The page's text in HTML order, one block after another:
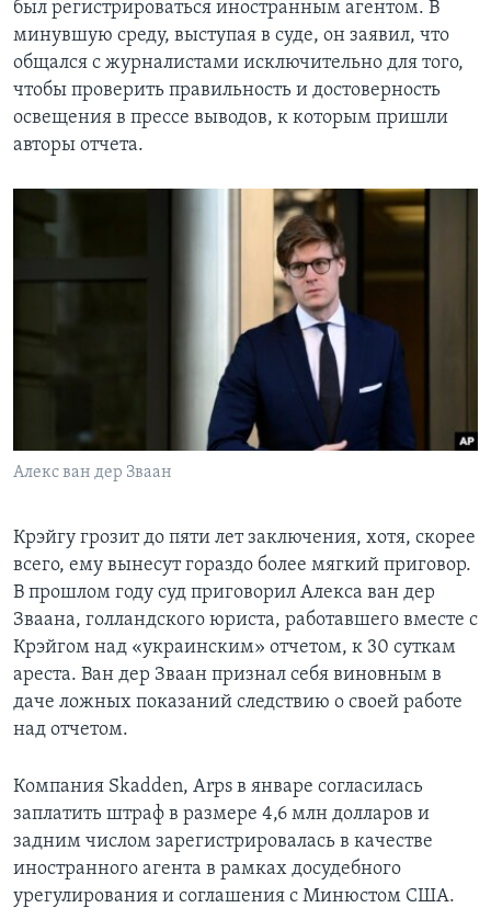
был регистрироваться иностранным агентом. В
минувшую среду, выступая в суде, он заявил, что
общался с журналистами исключительно для того,
чтобы проверить правильность и достоверность
освещения в прессе выводов, к которым пришли
авторы отчета.
Алекс ван дер Зваан
Крэйгу грозит до пяти лет заключения, хотя, скорее
всего, ему вынесут гораздо более мягкий приговор.
В прошлом году суд приговорил Алекса ван дер
Зваана, голландского юриста, работавшего вместе с
Крэйгом над «украинским» отчетом, к 30 суткам
ареста. Ван дер Зваан признал себя виновным в
даче ложных показаний следствию о своей работе
над отчетом.
Компания Skadden, Arps в январе согласилась
заплатить штраф в размере 4,6 млн долларов и
задним числом зарегистрировалась в качестве
иностранного агента в рамках досудебного
урегулирования и соглашения с Минюстом США.